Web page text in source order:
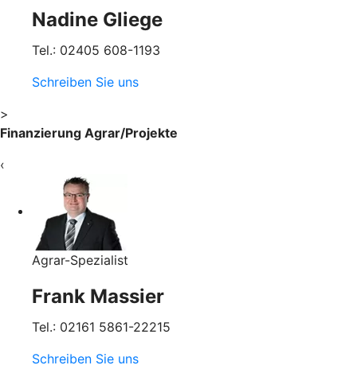
Nadine Gliege
Tel.: 02405 608-1193
Schreiben Sie uns
>
Finanzierung Agrar/Projekte
‹
Agrar-Spezialist
Frank Massier
Tel.: 02161 5861-22215
Schreiben Sie uns